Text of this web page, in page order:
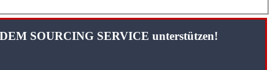
SOURCING SERVICE unterstützen!